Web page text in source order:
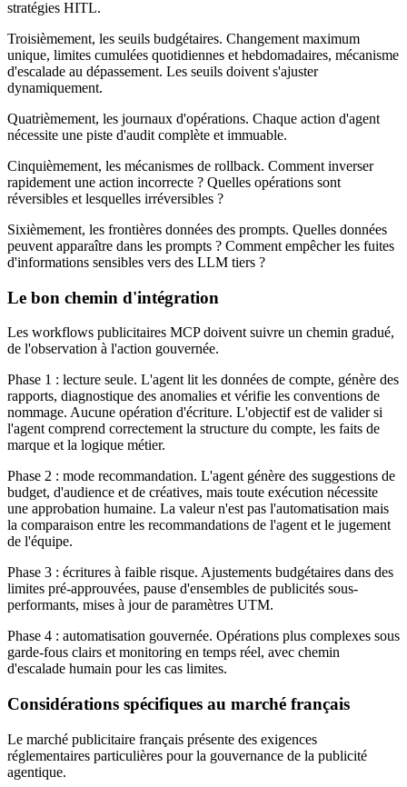
stratégies HITL.
Troisièmement, les seuils budgétaires. Changement maximum
unique, limites cumulées quotidiennes et hebdomadaires, mécanisme
d'escalade au dépassement. Les seuils doivent s'ajuster
dynamiquement.
Quatrièmement, les journaux d'opérations. Chaque action d'agent
nécessite une piste d'audit complète et immuable.
Cinquièmement, les mécanismes de rollback. Comment inverser
rapidement une action incorrecte ? Quelles opérations sont
réversibles et lesquelles irréversibles ?
Sixièmement, les frontières données des prompts. Quelles données
peuvent apparaître dans les prompts ? Comment empêcher les fuites
d'informations sensibles vers des LLM tiers ?
Le bon chemin d'intégration
Les workflows publicitaires MCP doivent suivre un chemin gradué,
de l'observation à l'action gouvernée.
Phase 1 : lecture seule. L'agent lit les données de compte, génère des
rapports, diagnostique des anomalies et vérifie les conventions de
nommage. Aucune opération d'écriture. L'objectif est de valider si
l'agent comprend correctement la structure du compte, les faits de
marque et la logique métier.
Phase 2 : mode recommandation. L'agent génère des suggestions de
budget, d'audience et de créatives, mais toute exécution nécessite
une approbation humaine. La valeur n'est pas l'automatisation mais
la comparaison entre les recommandations de l'agent et le jugement
de l'équipe.
Phase 3 : écritures à faible risque. Ajustements budgétaires dans des
limites pré-approuvées, pause d'ensembles de publicités sous-
performants, mises à jour de paramètres UTM.
Phase 4 : automatisation gouvernée. Opérations plus complexes sous
garde-fous clairs et monitoring en temps réel, avec chemin
d'escalade humain pour les cas limites.
Considérations spécifiques au marché français
Le marché publicitaire français présente des exigences
réglementaires particulières pour la gouvernance de la publicité
agentique.